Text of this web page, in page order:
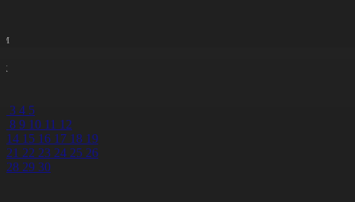
3 4 5
8 9 10 11 12
14 15 16 17 18 19
21 22 23 24 25 26
28 29 30